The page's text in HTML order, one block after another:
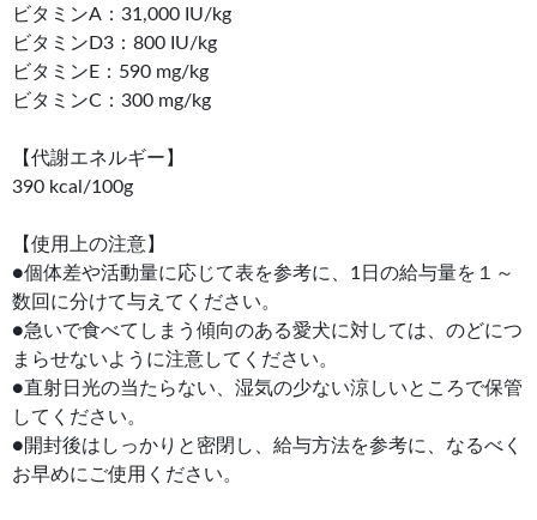
ビタミンA：31,000 IU/kg
ビタミンD3：800 IU/kg
ビタミンE：590 mg/kg
ビタミンC：300 mg/kg
【代謝エネルギー】
390 kcal/100g
【使用上の注意】
●個体差や活動量に応じて表を参考に、1日の給与量を１～
数回に分けて与えてください。
●急いで食べてしまう傾向のある愛犬に対しては、のどにつ
まらせないように注意してください。
●直射日光の当たらない、湿気の少ない涼しいところで保管
してください。
●開封後はしっかりと密閉し、給与方法を参考に、なるべく
お早めにご使用ください。